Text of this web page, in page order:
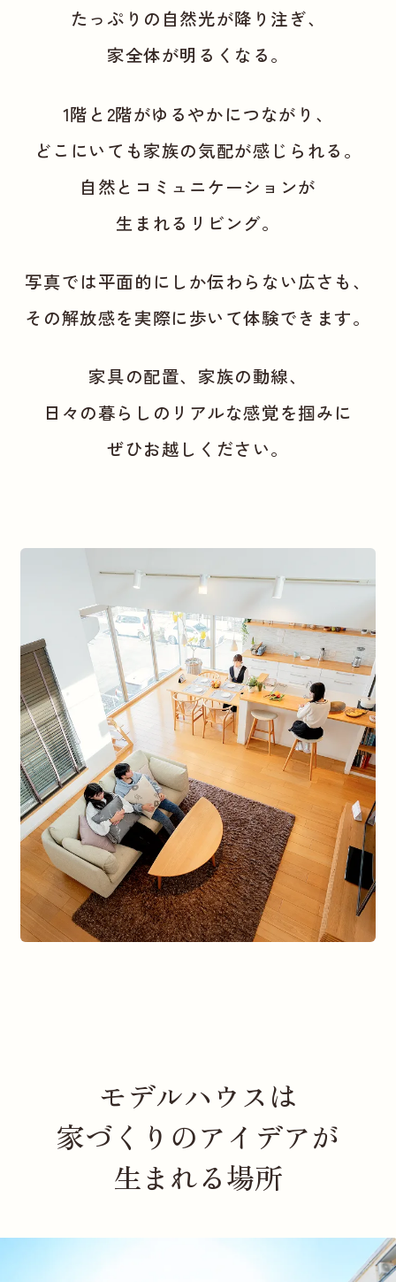
たっぷりの自然光が降り注ぎ、
家全体が明るくなる。
1階と2階がゆるやかにつながり、
どこにいても家族の気配が感じられる。
自然とコミュニケーションが
生まれるリビング。
写真では平面的にしか伝わらない広さも、
その解放感を実際に歩いて体験できます。
家具の配置、家族の動線、
日々の暮らしのリアルな感覚を掴みに
ぜひお越しください。
モデルハウスは
家づくりのアイデアが
生まれる場所